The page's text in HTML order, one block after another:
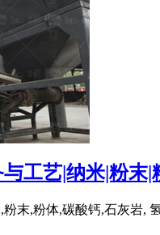
工艺|纳米|粉末|
末,粉体,碳酸钙,石灰岩,